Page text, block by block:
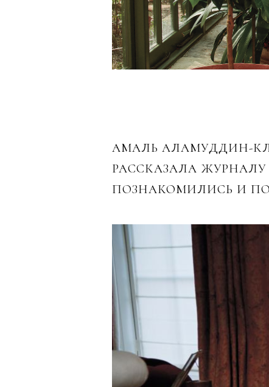
АМАЛЬ АЛАМУДДИН-
РАССКАЗАЛА
ПОЗНАКОМИЛИСЬ И